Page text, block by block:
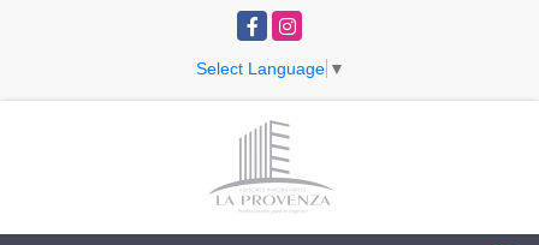
FacebookInstagram
Select Language ▼